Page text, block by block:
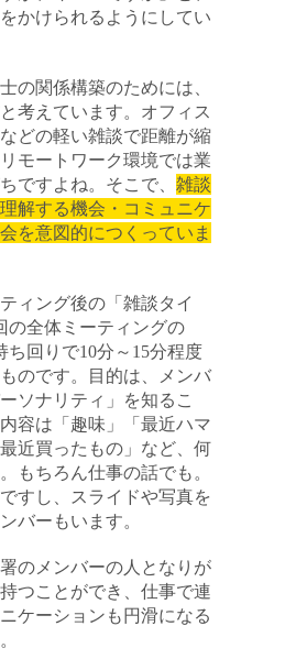
ログアウト
閉じる
かけられるようにしてい
の関係構築のためには、
考えています。オフィス
どの軽い雑談で距離が縮
モートワーク環境では業
ですよね。そこで、 雑談
解する機会・コミュニケ
を意図的につくっていま
ィング後の「雑談タイ
の全体ミーティングの
ち回りで10分～15分程度
のです。目的は、メンバ
ソナリティ」を知るこ
容は「趣味」「最近ハマ
近買ったもの」など、何
もちろん仕事の話でも。
すし、スライドや写真を
バーもいます。
のメンバーの人となりが
つことができ、仕事で連
ケーションも円滑になる